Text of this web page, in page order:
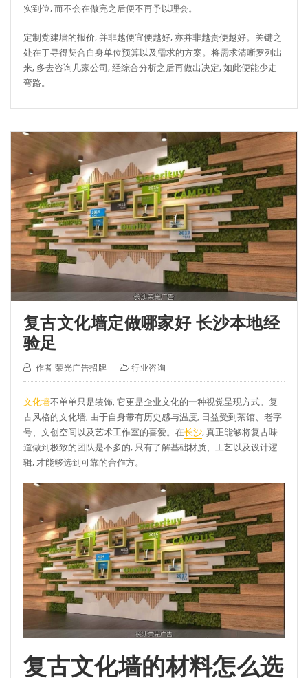
实到位, 而不会在做完之后便不再予以理会。
定制党建墙的报价, 并非越便宜便越好, 亦并非越贵便越好。关键之
处在于寻得契合自身单位预算以及需求的方案。将需求清晰罗列出
来, 多去咨询几家公司, 经综合分析之后再做出决定, 如此便能少走
弯路。
复古文化墙定做哪家好 长沙本地经
验足
作者荣光广告招牌 行业咨询
文化墙不单单只是装饰, 它更是企业文化的一种视觉呈现方式。复
古风格的文化墙, 由于自身带有历史感与温度, 日益受到茶馆、老字
号、文创空间以及艺术工作室的喜爱。在长沙, 真正能够将复古味
道做到极致的团队是不多的, 只有了解基础材质、工艺以及设计逻
辑, 才能够选到可靠的合作方。
复古文化墙的材料怎么选